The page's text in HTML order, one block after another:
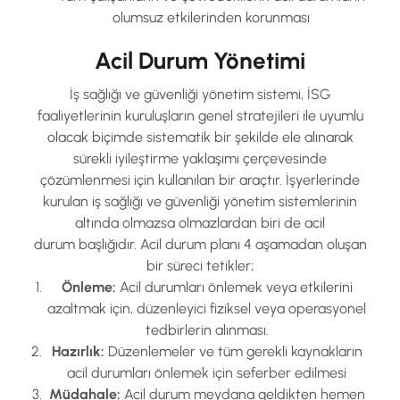
olumsuz etkilerinden korunması
Acil Durum Yönetimi
İş sağlığı ve güvenliği yönetim sistemi, İSG
faaliyetlerinin kuruluşların genel stratejileri ile uyumlu
olacak biçimde sistematik bir şekilde ele alınarak
sürekli iyileştirme yaklaşımı çerçevesinde
çözümlenmesi için kullanılan bir araçtır. İşyerlerinde
kurulan iş sağlığı ve güvenliği yönetim sistemlerinin
altında olmazsa olmazlardan biri de acil
durum başlığıdır. Acil durum planı 4 aşamadan oluşan
bir süreci tetikler;
Önleme: Acil durumları önlemek veya etkilerini
azaltmak için, düzenleyici fiziksel veya operasyonel
tedbirlerin alınması.
Hazırlık: Düzenlemeler ve tüm gerekli kaynakların
acil durumları önlemek için seferber edilmesi
Müdahale: Acil durum meydana geldikten hemen